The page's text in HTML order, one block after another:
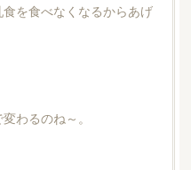
を食べなくなるからあげ
わるのね～。